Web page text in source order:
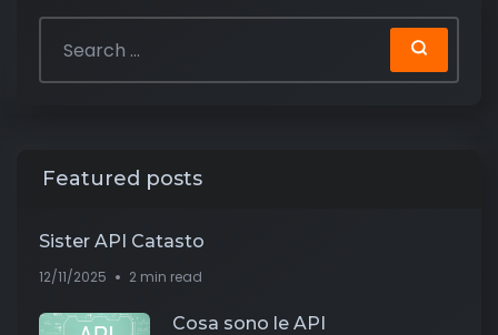
Featured posts
Sister API Catasto
12/11/2025 2 min read
Cosa sono le API